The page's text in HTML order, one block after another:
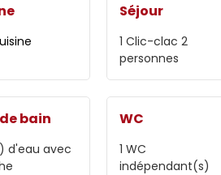
Séjour
1 Clic-clac 2
personnes
bain
d'eau avec
WC
1 WC
indépendant(s)